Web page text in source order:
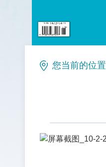
您当前的位置